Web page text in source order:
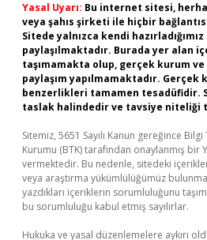
Yasal Uyarı: Bu internet sitesi,
veya şahıs şirketi ile hiçbir
Sitede yalnızca kendi
paylaşılmaktadır. Burada yer alan
taşımamakta olup, gerçek kurum
paylaşım yapılmamaktadır.
benzerlikleri tamamen tesadüfidir.
taslak halindedir ve tavsiye niteliği
Sitemiz, 5651 Sayılı Kanun gereğince
Kurumu (BTK) tarafından onaylanmış bir
vermektedir. Bu nedenle, sitedeki
veya araştırma yükümlülüğümüz
yazdıkları içeriklerin sorumluluğunu
bu sorumluluğu kabul etmiş sayılırlar.
Hukuka ve yasal düzenlemelere aykırı